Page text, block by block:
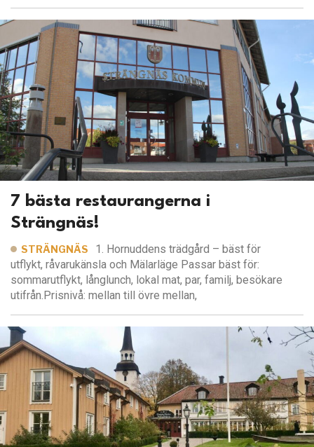
7 bästa restaurangerna i
Strängnäs!
STRÄNGNÄS
1. Hornuddens trädgård – bäst för
utflykt, råvarukänsla och Mälarläge Passar bäst för:
sommarutflykt, långlunch, lokal mat, par, familj, besökare
utifrån.Prisnivå: mellan till övre mellan,